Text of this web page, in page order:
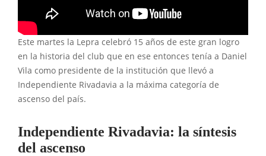
Este martes la Lepra celebró 15 años de este gran logro
en la historia del club que en ese entonces tenía a Daniel
Vila como presidente de la institución que llevó a
Independiente Rivadavia a la máxima categoría de
ascenso del país.
Independiente Rivadavia: la síntesis
del ascenso